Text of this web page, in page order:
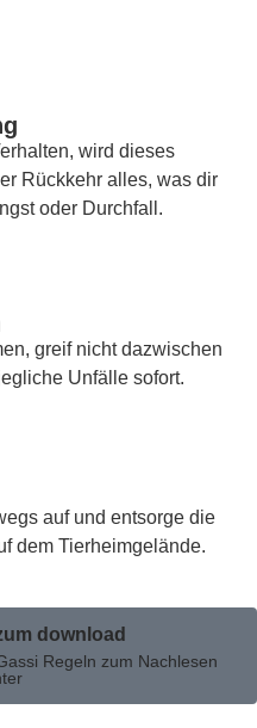
wird dieses
Rückkehr alles, was dir
oder Durchfall.
greif nicht dazwischen
Unfälle sofort.
auf und entsorge die
dem Tierheimgelände.
download
Regeln zum Nachlesen